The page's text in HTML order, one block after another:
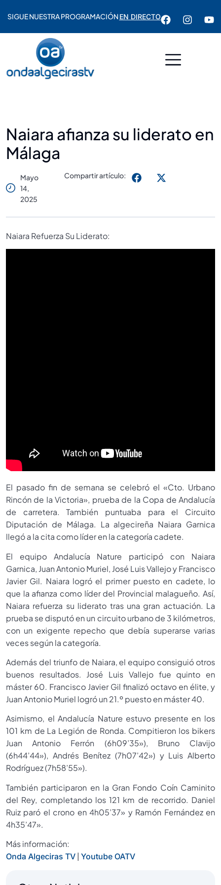
SIGUE NUESTRA PROGRAMACIÓNEN DIRECTO
Naiara afianza su liderato en
Málaga
Mayo
14,
2025
Compartir artículo:
Naiara Refuerza Su Liderato:
El pasado fin de semana se celebró el «Cto. Urbano
Rincón de la Victoria», prueba de la Copa de Andalucía
de carretera. También puntuaba para el Circuito
Diputación de Málaga. La algecireña Naiara Garnica
llegó a la cita como líder en la categoría cadete.
El equipo Andalucía Nature participó con Naiara
Garnica, Juan Antonio Muriel, José Luis Vallejo y Francisco
Javier Gil. Naiara logró el primer puesto en cadete, lo
que la afianza como líder del Provincial malagueño. Así,
Naiara refuerza su liderato tras una gran actuación. La
prueba se disputó en un circuito urbano de 3 kilómetros,
con un exigente repecho que debía superarse varias
veces según la categoría.
Además del triunfo de Naiara, el equipo consiguió otros
buenos resultados. José Luis Vallejo fue quinto en
máster 60. Francisco Javier Gil finalizó octavo en élite, y
Juan Antonio Muriel logró un 21.º puesto en máster 40.
Asimismo, el Andalucía Nature estuvo presente en los
101 km de La Legión de Ronda. Compitieron los bikers
Juan Antonio Ferrón (6h09’35»), Bruno Clavijo
(6h44’44»), Andrés Benítez (7h07’42») y Luis Alberto
Rodríguez (7h58’55»).
También participaron en la Gran Fondo Coín Caminito
del Rey, completando los 121 km de recorrido. Daniel
Ruiz paró el crono en 4h05’37» y Ramón Fernández en
4h35’47».
Más información:
Onda Algeciras TV | Youtube OATV